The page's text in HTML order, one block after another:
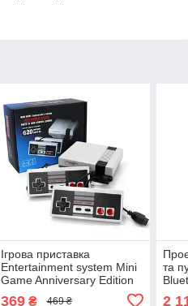
Ігрова приставка
Entertainment system Mini
Game Anniversary Edition
369₴ 469 ₴
та
2